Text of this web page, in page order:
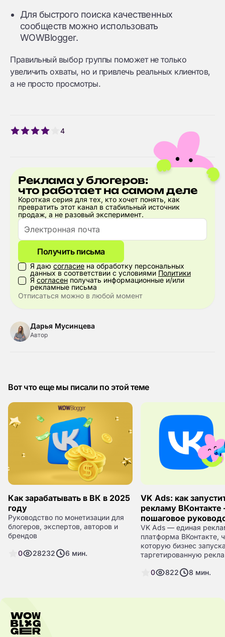
Для быстрого поиска качественных
сообществ можно использовать
WOWBlogger.
Правильный выбор группы поможет не только
увеличить охваты, но и привлечь реальных клиентов,
а не просто просмотры.
4
Реклама у блогеров:
что работает на самом деле
Короткая серия для тех, кто хочет понять, как
превратить этот канал в стабильный источник
продаж, а не разовый эксперимент.
Получить письма
Я даю согласие на обработку персональных
данных в соответствии с условиями Политики
Я согласен получать информационные и/или
рекламные письма
Отписаться можно в любой момент
Дарья Мусинцева
Автор
Вот что еще мы писали по этой теме
Как зарабатывать в ВК в 2025
году
Руководство по монетизации для
блогеров, экспертов, авторов и
брендов
0 28232 6 мин.
VK Ads: как
рекламу
пошаговое
VK Ads — единая
платформа ВКонтакте,
которую бизнес
таргетированную
приложения и
ВКонтакте — около 80
0 822 8 мин.